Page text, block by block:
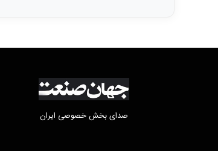
صدای بخش خصوصی ایران